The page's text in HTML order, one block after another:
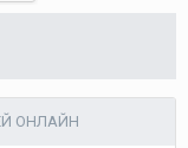
ОНЛАЙН